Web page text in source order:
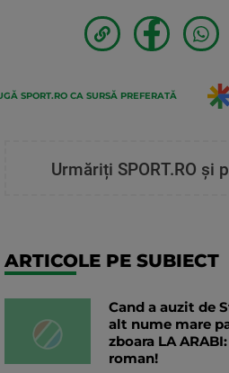
SPORT.RO CA SURSĂ PREFERATĂ
Urmăriți SPORT.RO și
ARTICOLE PE SUBIECT
Cand a auzit de
alt nume mare
zboara LA
roman!